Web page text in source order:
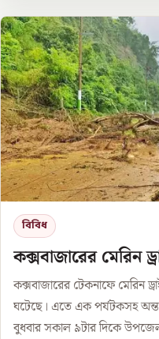
বিবিধ
কক্সবাজারের মেরিন
কক্সবাজারের টেকনাফে মেরিন
ঘটেছে। এতে এক পর্যটকসহ
বুধবার সকাল ৯টার দিকে